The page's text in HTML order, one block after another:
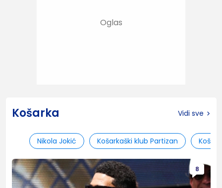
Košarka Vidi sve
Nikola Jokić Košarkaški klub Partizan
8